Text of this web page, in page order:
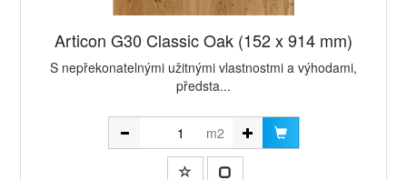
Articon G30 Classic Oak (152 x 914 mm)
​S nepřekonatelnými užitnými vlastnostmi a výhodami,
předsta...
m2